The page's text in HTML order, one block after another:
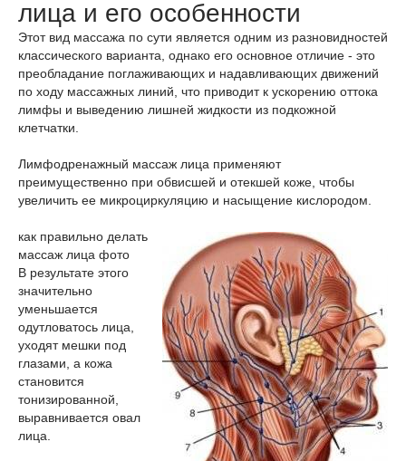
лица и его особенности
Этот вид массажа по сути является одним из разновидностей
классического варианта, однако его основное отличие - это
преобладание поглаживающих и надавливающих движений
по ходу массажных линий, что приводит к ускорению оттока
лимфы и выведению лишней жидкости из подкожной
клетчатки.
Лимфодренажный массаж лица применяют
преимущественно при обвисшей и отекшей коже, чтобы
увеличить ее микроциркуляцию и насыщение кислородом.
как правильно делать
массаж лица фото
В результате этого
значительно
уменьшается
одутловатось лица,
уходят мешки под
глазами, а кожа
становится
тонизированной,
выравнивается овал
лица.